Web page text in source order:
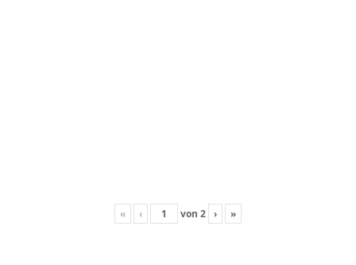
« ‹ von 2 › »